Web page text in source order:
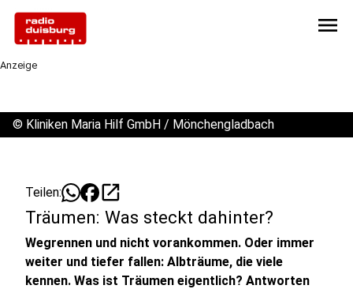
menu
Anzeige
© Kliniken Maria Hilf GmbH / Mönchengladbach
Teilen: open_in_new
Träumen: Was steckt dahinter?
Wegrennen und nicht vorankommen. Oder immer
weiter und tiefer fallen: Albträume, die viele
kennen. Was ist Träumen eigentlich? Antworten